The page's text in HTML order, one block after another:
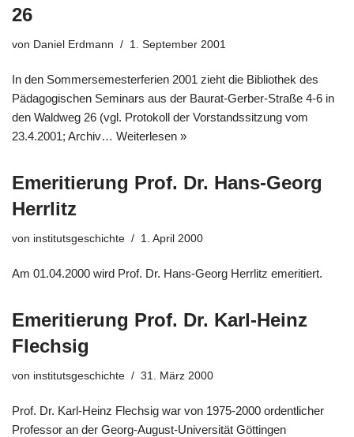
26
von Daniel Erdmann 1. September 2001
In den Sommersemesterferien 2001 zieht die Bibliothek des
Pädagogischen Seminars aus der Baurat-Gerber-Straße 4-6 in
den Waldweg 26 (vgl. Protokoll der Vorstandssitzung vom
23.4.2001; Archiv… Weiterlesen »
Emeritierung Prof. Dr. Hans-Georg
Herrlitz
von institutsgeschichte 1. April 2000
Am 01.04.2000 wird Prof. Dr. Hans-Georg Herrlitz emeritiert.
Emeritierung Prof. Dr. Karl-Heinz
Flechsig
von institutsgeschichte 31. März 2000
Prof. Dr. Karl-Heinz Flechsig war von 1975-2000 ordentlicher
Professor an der Georg-August-Universität Göttingen